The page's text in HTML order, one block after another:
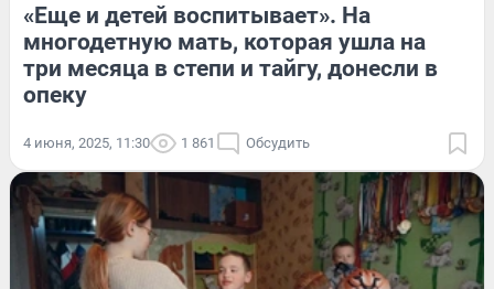
«Еще и детей воспитывает». На
многодетную мать, которая ушла на
три месяца в степи и тайгу, донесли в
опеку
4 июня, 2025, 11:30 1 861 Обсудить